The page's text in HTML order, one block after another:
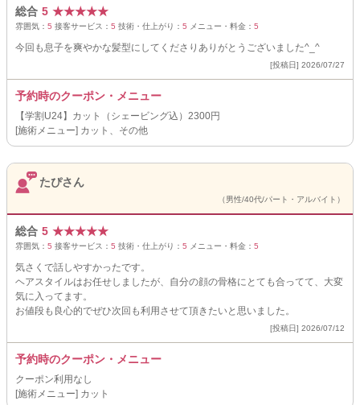
総合 5 ★★★★★
雰囲気： 5 接客サービス： 5 技術・仕上がり： 5 メニュー・料金： 5
今回も息子を爽やかな髪型にしてくださりありがとうございました^_^
[投稿日] 2026/07/27
予約時のクーポン・メニュー
【学割U24】カット（シェービング込）2300円
[施術メニュー] カット、その他
たぴさん
（男性/40代/パート・アルバイト）
総合 5 ★★★★★
雰囲気： 5 接客サービス： 5 技術・仕上がり： 5 メニュー・料金： 5
気さくで話しやすかったです。
ヘアスタイルはお任せしましたが、自分の顔の骨格にとても合ってて、大変
気に入ってます。
お値段も良心的でぜひ次回も利用させて頂きたいと思いました。
[投稿日] 2026/07/12
予約時のクーポン・メニュー
クーポン利用なし
[施術メニュー] カット